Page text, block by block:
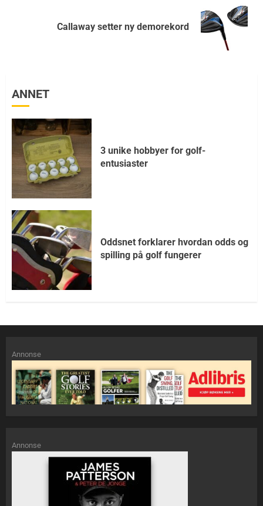
Callaway setter ny demorekord
ANNET
3 unike hobbyer for golf-
entusiaster
Oddsnet forklarer hvordan odds og
spilling på golf fungerer
Annonse
Annonse